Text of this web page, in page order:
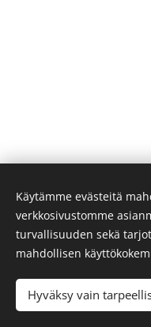
© 2024
Käytämme evästeitä
verkkosivustomme
turvallisuuden sekä
mahdollisen
Hyväksy vain